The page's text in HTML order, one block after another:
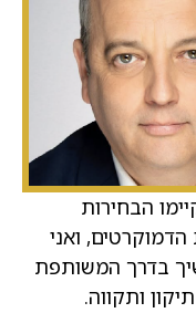
הבחירות
ואני
בדרך המשותפת
ותקווה.